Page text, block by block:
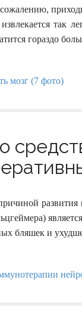
так
гораздо
бляшек и